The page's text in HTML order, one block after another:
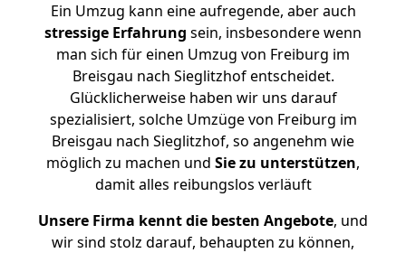
Ein Umzug kann eine aufregende, aber auch
stressige Erfahrung sein, insbesondere wenn
man sich für einen Umzug von Freiburg im
Breisgau nach Sieglitzhof entscheidet.
Glücklicherweise haben wir uns darauf
spezialisiert, solche Umzüge von Freiburg im
Breisgau nach Sieglitzhof, so angenehm wie
möglich zu machen und Sie zu unterstützen,
damit alles reibungslos verläuft
Unsere Firma kennt die besten Angebote, und
wir sind stolz darauf, behaupten zu können,